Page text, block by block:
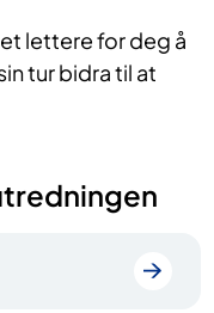
lettere for deg å
tur bidra til at